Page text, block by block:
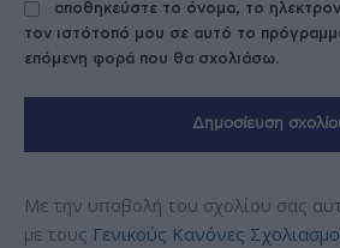
αποθηκεύστε το όνομα, το
τον ιστότοπό μου σε αυτό το
επόμενη φορά που θα σχολιάσω.
Με την υποβολή του σχολίου σας
με τους Γενικούς Κανόνες